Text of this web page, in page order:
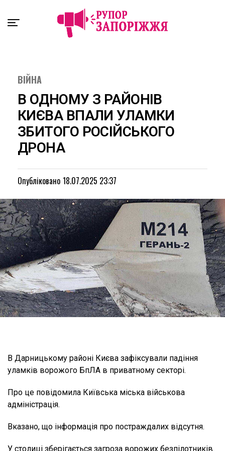
ВІЙНА
В ОДНОМУ З РАЙОНІВ
КИЄВА ВПАЛИ УЛАМКИ
ЗБИТОГО РОСІЙСЬКОГО
ДРОНА
Опубліковано 18.07.2025 23:37
В Дарницькому районі Києва зафіксували падіння
уламків ворожого БпЛА в приватному секторі.
Про це повiдомила Київська міська військова
адміністрація.
Вказано, що інформація про постраждалих відсутня.
У столиці зберігається загроза ворожих безпілотників.
Exit mobile version